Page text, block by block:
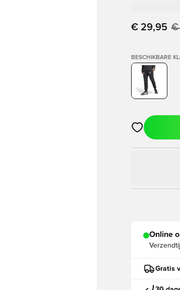
€ 29,95 €
BESCHIKBARE
Opent een
Online
Gratis